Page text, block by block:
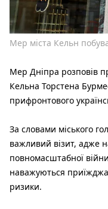
Мер міста Кельн
Мер Дніпра розповів
Кельна Торстена
прифронтового
За словами міського
важливий візит, адже
повномасштабної
наважуються
ризики.